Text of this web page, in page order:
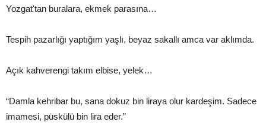
Yozgat'tan buralara, ekmek parasına…
Tespih pazarlığı yaptığım yaşlı, beyaz sakallı amca var aklımda.
Açık kahverengi takım elbise, yelek…
“Damla kehribar bu, sana dokuz bin liraya olur kardeşim. Sadece
imamesi, püskülü bin lira eder.”